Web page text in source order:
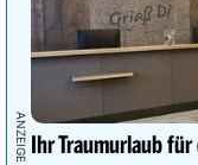
Ihr Traumurlaub